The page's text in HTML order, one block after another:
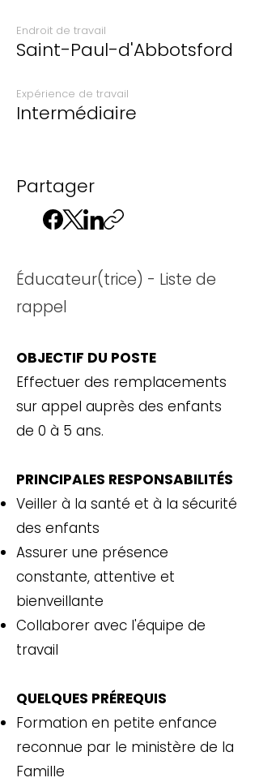
Endroit de travail
Saint-Paul-d'Abbotsford
Expérience de travail
Intermédiaire
Partager
Éducateur(trice) - Liste de
rappel
OBJECTIF DU POSTE
Effectuer des remplacements
sur appel auprès des enfants
de 0 à 5 ans.
PRINCIPALES RESPONSABILITÉS
Veiller à la santé et à la sécurité
des enfants
Assurer une présence
constante, attentive et
bienveillante
Collaborer avec l'équipe de
travail
QUELQUES PRÉREQUIS
Formation en petite enfance
reconnue par le ministère de la
Famille